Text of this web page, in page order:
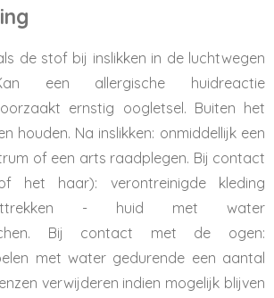
de stof bij inslikken in de luchtwegen
een allergische huidreactie
ernstig oogletsel. Buiten het
houden. Na inslikken: onmiddellijk een
of een arts raadplegen. Bij contact
het haar): verontreinigde kleding
- huid met water
Bij contact met de ogen:
met water gedurende een aantal
verwijderen indien mogelijk blijven